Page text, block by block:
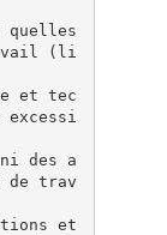
(li
et tec
des a
de trav
et